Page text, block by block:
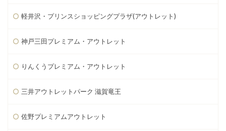
軽井沢・プリンスショッピングプラザ(アウトレット)
神戸三田プレミアム・アウトレット
りんくうプレミアム・アウトレット
三井アウトレットパーク 滋賀竜王
佐野プレミアムアウトレット